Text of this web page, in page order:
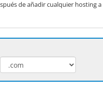
de añadir cualquier hosting